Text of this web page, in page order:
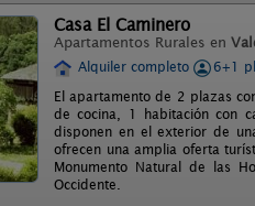
Casa El Caminero
Apartamentos Rurales en
Alquiler completo
6+1
El apartamento de 2 plazas
de cocina, 1 habitación con
disponen en el exterior de
ofrecen una amplia oferta
Monumento Natural de las
Occidente.